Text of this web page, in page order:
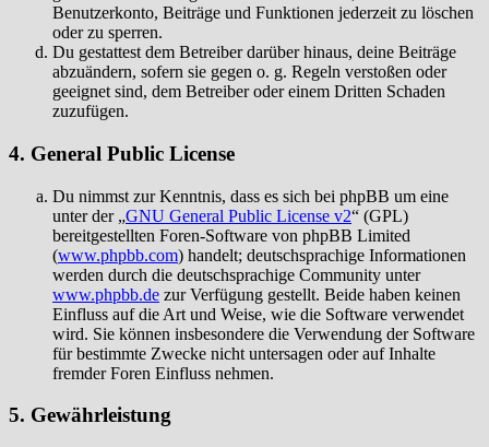
Benutzerkonto, Beiträge und Funktionen jederzeit zu löschen
oder zu sperren.
Du gestattest dem Betreiber darüber hinaus, deine Beiträge
abzuändern, sofern sie gegen o. g. Regeln verstoßen oder
geeignet sind, dem Betreiber oder einem Dritten Schaden
zuzufügen.
4. General Public License
Du nimmst zur Kenntnis, dass es sich bei phpBB um eine
unter der „GNU General Public License v2“ (GPL)
bereitgestellten Foren-Software von phpBB Limited
(www.phpbb.com) handelt; deutschsprachige Informationen
werden durch die deutschsprachige Community unter
www.phpbb.de zur Verfügung gestellt. Beide haben keinen
Einfluss auf die Art und Weise, wie die Software verwendet
wird. Sie können insbesondere die Verwendung der Software
für bestimmte Zwecke nicht untersagen oder auf Inhalte
fremder Foren Einfluss nehmen.
5. Gewährleistung